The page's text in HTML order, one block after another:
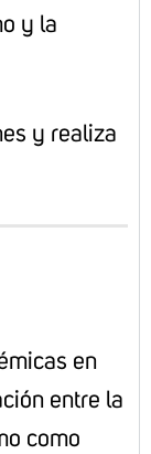
y la
y realiza
en
entre la
como